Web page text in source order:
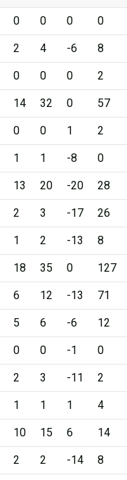
0 0 0 0
2 4 -6 8
0 0 0 2
14 32 0 57
0 0 1 2
1 1 -8 0
13 20 -20 28
2 3 -17 26
1 2 -13 8
18 35 0 127
6 12 -13 71
5 6 -6 12
0 0 -1 0
2 3 -11 2
1 1 1 4
10 15 6 14
2 2 -14 8